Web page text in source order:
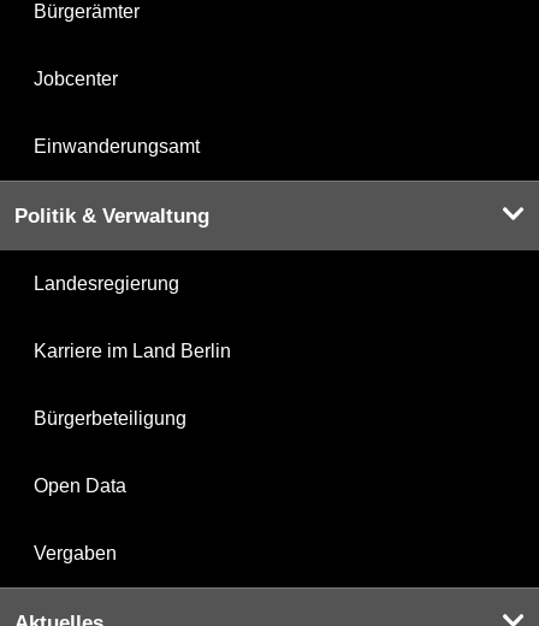
Bürgerämter
Jobcenter
Einwanderungsamt
Politik & Verwaltung
Landesregierung
Karriere im Land Berlin
Bürgerbeteiligung
Open Data
Vergaben